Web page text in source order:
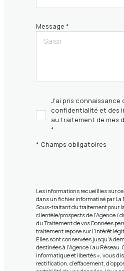
Message *
J'ai pris connaissance
confidentialité et des
au traitement de mes
*
* Champs obligatoires
Les informations recueillies sur
dans un fichier informatisé par
Sous-traitant du traitement pour
clientèle/prospects de l'Agence /
du Traitement de vos Données
traitement repose sur l'intérêt
Elles sont conservées jusqu'à
destinées à l'Agence / au Réseau.
informatique et libertés », vous
rectification, d’effacement,